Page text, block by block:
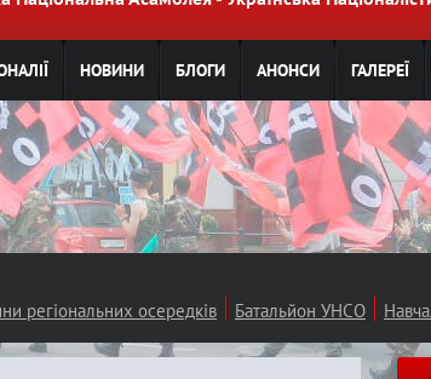
НОВИНИ БЛОГИ АНОНСИ ГАЛЕРЕЇ
регіональних осередків Батальйон УНСО